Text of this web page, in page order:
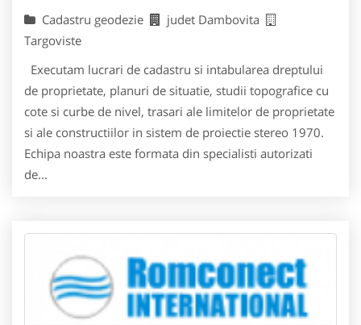
Cadastru geodezie
judet Dambovita
Targoviste
Executam lucrari de cadastru si intabularea dreptului
de proprietate, planuri de situatie, studii topografice cu
cote si curbe de nivel, trasari ale limitelor de proprietate
si ale constructiilor in sistem de proiectie stereo 1970.
Echipa noastra este formata din specialisti autorizati
de...